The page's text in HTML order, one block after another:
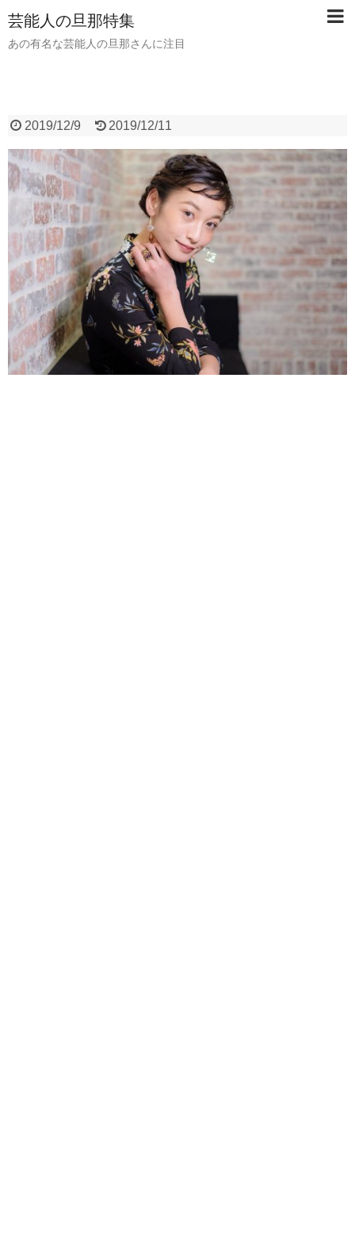
芸能人の旦那特集
あの有名な芸能人の旦那さんに注目
2019/12/9 2019/12/11